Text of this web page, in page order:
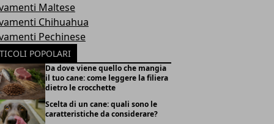
Maltese
Chihuahua
Pechinese
POPOLARI
Da dove viene quello che mangia
il tuo cane: come leggere la filiera
dietro le crocchette
Scelta di un cane: quali sono le
caratteristiche da considerare?